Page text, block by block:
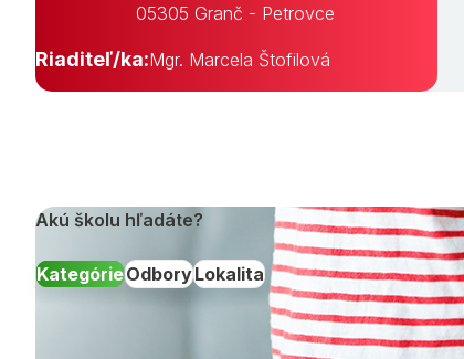
05305 Granč - Petrovce
Riaditeľ/ka:Mgr. Marcela Štofilová
Akú školu hľadáte?
KategórieOdboryLokalita